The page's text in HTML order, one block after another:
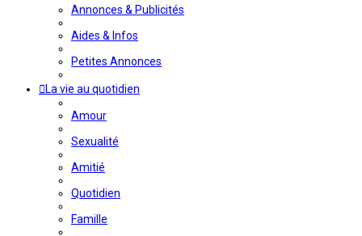
Annonces & Publicités
Aides & Infos
Petites Annonces
La vie au quotidien
Amour
Sexualité
Amitié
Quotidien
Famille